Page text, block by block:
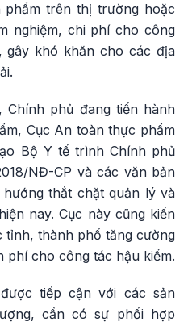
trên thị trường hoặc
nghiệm, chi phí cho công
gây khó khăn cho các địa
Chính phủ đang tiến hành
Cục An toàn thực phẩm
Bộ Y tế trình Chính phủ
NĐ-CP và các văn bản
thắt chặt quản lý và
nay. Cục này cũng kiến
tỉnh, thành phố tăng cường
phí cho công tác hậu kiểm.
tiếp cận với các sản
cần có sự phối hợp